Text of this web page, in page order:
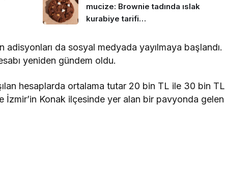
mucize: Brownie tadında ıslak
kurabiye tarifi…
da sosyal medyada yayılmaya başlandı.
yeniden gündem oldu.
hesaplarda ortalama tutar 20 bin TL ile 30 bin TL
İzmir’in Konak ilçesinde yer alan bir pavyonda gelen